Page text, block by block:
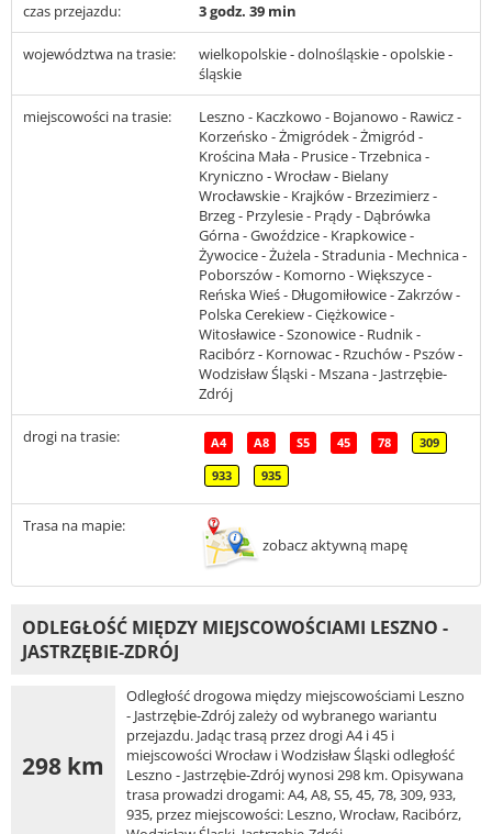
czas przejazdu: 3 godz. 39 min
województwa na trasie:
wielkopolskie - dolnośląskie - opolskie -
śląskie
miejscowości na trasie:
Leszno - Kaczkowo - Bojanowo - Rawicz -
Korzeńsko - Żmigródek - Żmigród -
Krościna Mała - Prusice - Trzebnica -
Kryniczno - Wrocław - Bielany
Wrocławskie - Krajków - Brzezimierz -
Brzeg - Przylesie - Prądy - Dąbrówka
Górna - Gwoździce - Krapkowice -
Żywocice - Żużela - Stradunia - Mechnica -
Poborszów - Komorno - Większyce -
Reńska Wieś - Długomiłowice - Zakrzów -
Polska Cerekiew - Ciężkowice -
Witosławice - Szonowice - Rudnik -
Racibórz - Kornowac - Rzuchów - Pszów -
Wodzisław Śląski - Mszana - Jastrzębie-
Zdrój
drogi na trasie: A4 A8 S5 45 78 309
933 935
Trasa na mapie:
zobacz aktywną mapę
ODLEGŁOŚĆ MIĘDZY MIEJSCOWOŚCIAMI LESZNO -
JASTRZĘBIE-ZDRÓJ
298 km
Odległość drogowa między miejscowościami Leszno
- Jastrzębie-Zdrój zależy od wybranego wariantu
przejazdu. Jadąc trasą przez drogi A4 i 45 i
miejscowości Wrocław i Wodzisław Śląski odległość
Leszno - Jastrzębie-Zdrój wynosi 298 km. Opisywana
trasa prowadzi drogami: A4, A8, S5, 45, 78, 309, 933,
935, przez miejscowości: Leszno, Wrocław, Racibórz,